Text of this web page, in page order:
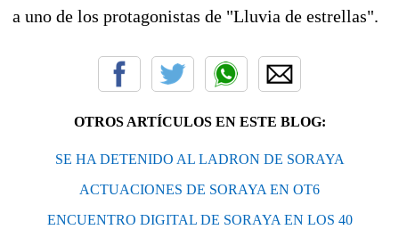
a uno de los protagonistas de "Lluvia de estrellas".
OTROS ARTÍCULOS EN ESTE BLOG:
SE HA DETENIDO AL LADRON DE SORAYA
ACTUACIONES DE SORAYA EN OT6
ENCUENTRO DIGITAL DE SORAYA EN LOS 40